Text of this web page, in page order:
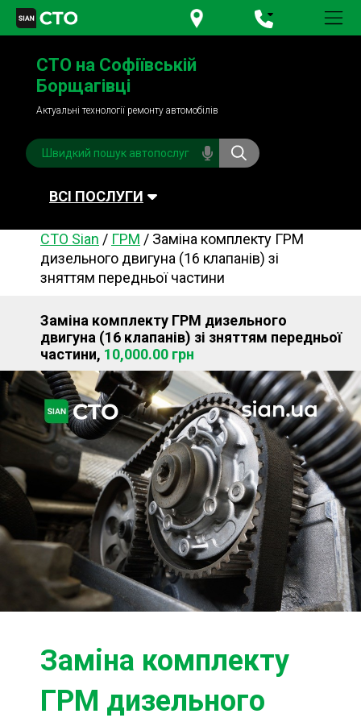
+380 95781-84-84
+380 98791-84-84
СТО на Софіївській
Борщагівці
Актуальні технології ремонту автомобілів
ВСІ ПОСЛУГИ
Автомийка Планове ТО
Паливна система Рульове керування
Акумулятори
Обслуговування
кондиціонера
Система охолодження
Діагностика
Ходова частина Зчеплення
ГРМ Шиномонтаж
Запчастини Двигун
Гальмівна система Заміна Ременей
СТО Sian / ГРМ / Заміна комплекту ГРМ
дизельного двигуна (16 клапанів) зі
зняттям передньої частини
Заміна комплекту ГРМ дизельного
двигуна (16 клапанів) зі зняттям передньої
частини, 10,000.00 грн
Замiна комплекту
ГРМ дизельного